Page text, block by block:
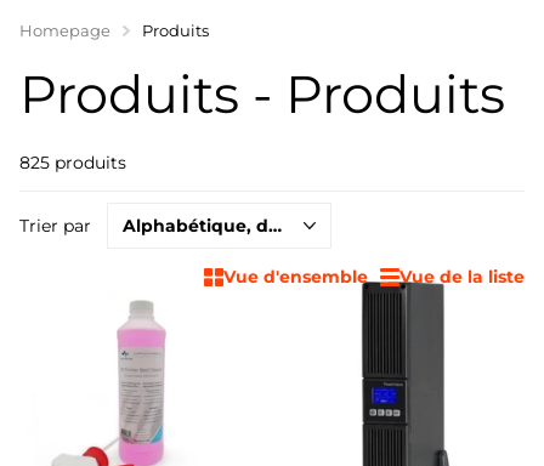
Homepage Produits
Produits - Produits
825 produits
Vue d'ensemble Vue de la liste
Trier par